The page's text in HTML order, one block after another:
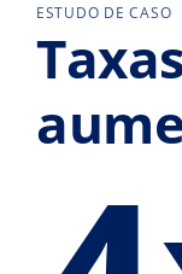
ESTUDO DE CASO